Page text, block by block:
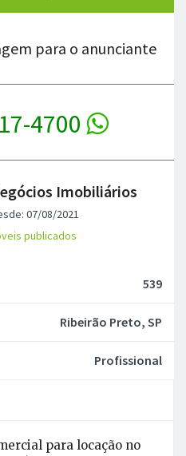
para o anunciante
4700
Imobiliários
07/08/2021
publicados
539
Ribeirão Preto, SP
Profissional
para locação no